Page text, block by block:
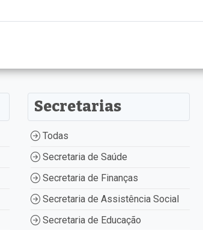
Secretarias
Todas
Secretaria de Saúde
Secretaria de Finanças
Secretaria de Assistência Social
Secretaria de Educação